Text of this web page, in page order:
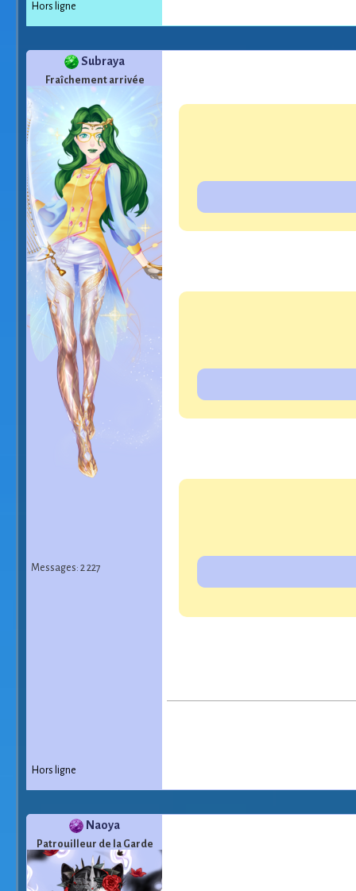
Hors ligne
Subraya
Fraîchement arrivée
Messages: 2 227
Hors ligne
Naoya
Patrouilleur de la Garde